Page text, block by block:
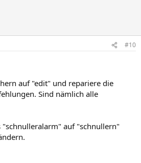
#10
auf "edit" und repariere die
Sind nämlich alle
"schnulleralarm" auf "schnullern"